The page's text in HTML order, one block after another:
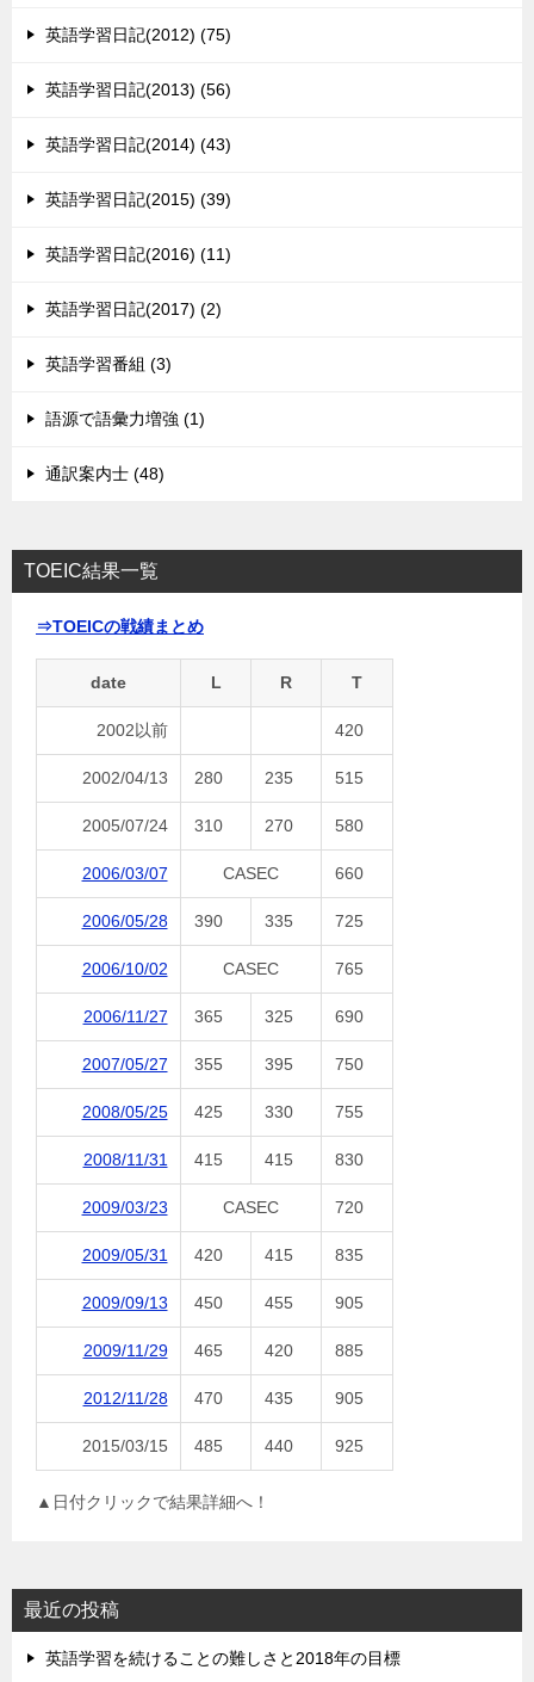
英語学習日記(2012) (75)
英語学習日記(2013) (56)
英語学習日記(2014) (43)
英語学習日記(2015) (39)
英語学習日記(2016) (11)
英語学習日記(2017) (2)
英語学習番組 (3)
語源で語彙力増強 (1)
通訳案内士 (48)
TOEIC結果一覧
⇒TOEICの戦績まとめ
date L R T
2002以前 420
2002/04/13 280 235 515
2005/07/24 310 270 580
2006/03/07 CASEC 660
2006/05/28 390 335 725
2006/10/02 CASEC 765
2006/11/27 365 325 690
2007/05/27 355 395 750
2008/05/25 425 330 755
2008/11/31 415 415 830
2009/03/23 CASEC 720
2009/05/31 420 415 835
2009/09/13 450 455 905
2009/11/29 465 420 885
2012/11/28 470 435 905
2015/03/15 485 440 925
▲日付クリックで結果詳細へ！
最近の投稿
英語学習を続けることの難しさと2018年の目標